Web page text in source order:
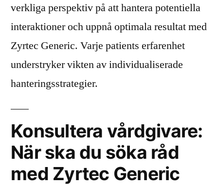
verkliga perspektiv på att hantera potentiella
interaktioner och uppnå optimala resultat med
Zyrtec Generic. Varje patients erfarenhet
understryker vikten av individualiserade
hanteringsstrategier.
Konsultera vårdgivare:
När ska du söka råd
med Zyrtec Generic